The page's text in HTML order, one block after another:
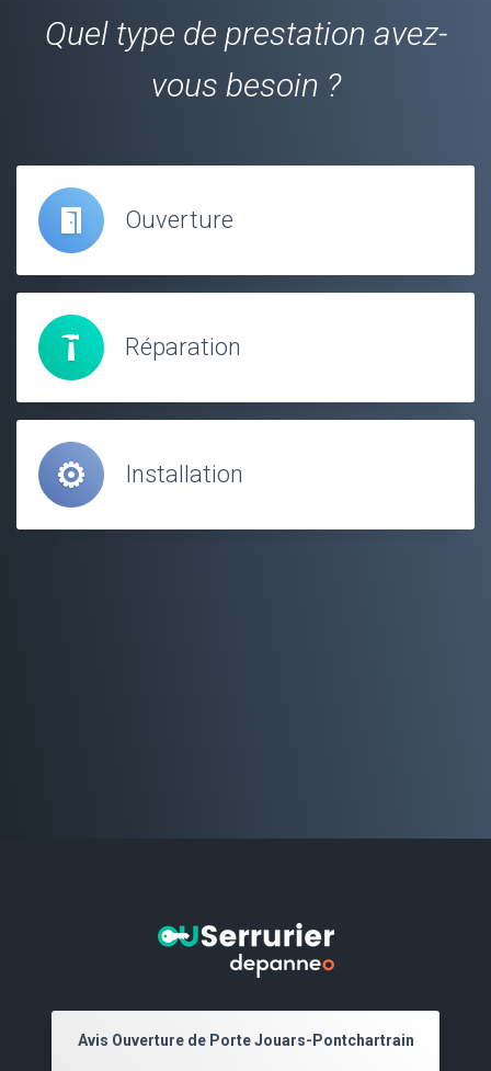
Quel type de prestation avez-
vous besoin ?
Ouverture
Réparation
Installation
Avis Ouverture de Porte Jouars-Pontchartrain